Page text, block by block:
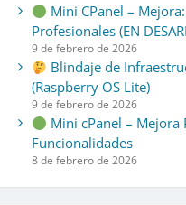
Mini CPanel –
Profesionales (EN
9 de febrero de 2026
Blindaje de
(Raspberry OS Lite)
9 de febrero de 2026
Mini cPanel – Mejora
Funcionalidades
8 de febrero de 2026